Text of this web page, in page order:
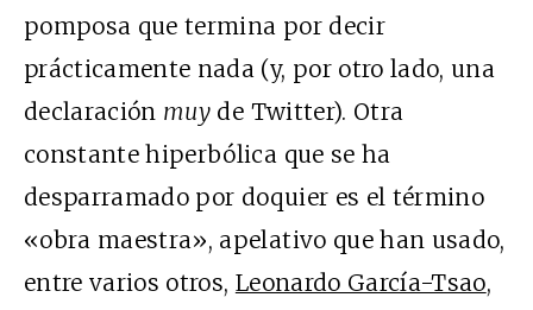
pomposa que termina por decir
prácticamente nada (y, por otro lado, una
declaración muy de Twitter). Otra
constante hiperbólica que se ha
desparramado por doquier es el término
«obra maestra», apelativo que han usado,
entre varios otros, Leonardo García-Tsao,